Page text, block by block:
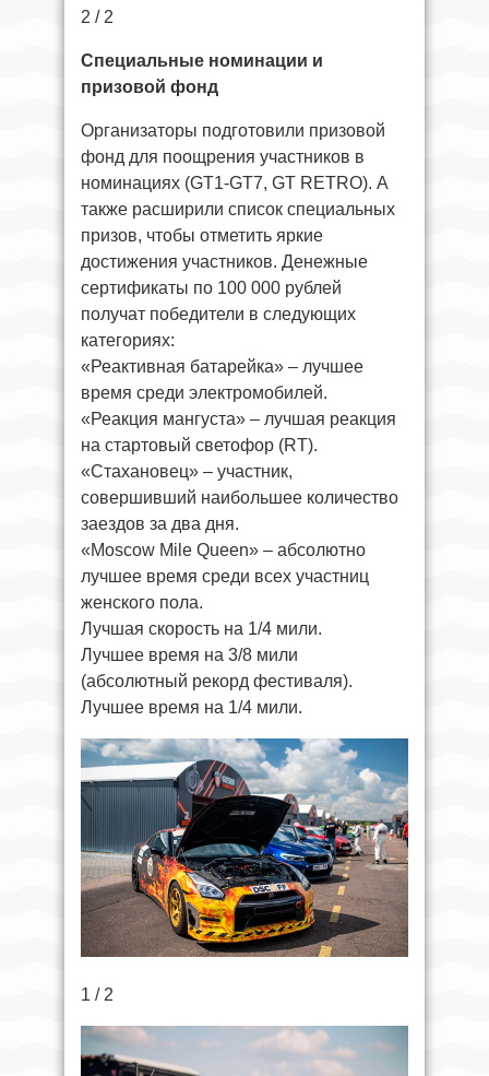
2 / 2
Специальные номинации и
призовой фонд
Организаторы подготовили призовой
фонд для поощрения участников в
номинациях (GT1-GT7, GT RETRO). А
также расширили список специальных
призов, чтобы отметить яркие
достижения участников. Денежные
сертификаты по 100 000 рублей
получат победители в следующих
категориях:
«Реактивная батарейка» – лучшее
время среди электромобилей.
«Реакция мангуста» – лучшая реакция
на стартовый светофор (RT).
«Стахановец» – участник,
совершивший наибольшее количество
заездов за два дня.
«Moscow Mile Queen» – абсолютно
лучшее время среди всех участниц
женского пола.
Лучшая скорость на 1/4 мили.
Лучшее время на 3/8 мили
(абсолютный рекорд фестиваля).
Лучшее время на 1/4 мили.
1 / 2